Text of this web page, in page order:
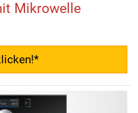
Mikrowelle